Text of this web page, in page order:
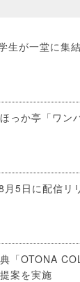
生が一堂に集
っか亭「ワン
5日に配信リ
「OTONA
案を実施